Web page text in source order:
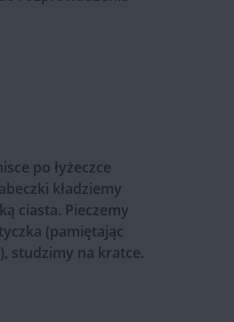
po łyżeczce
kładziemy
ciasta. Pieczemy
(pamiętając
studzimy na kratce.